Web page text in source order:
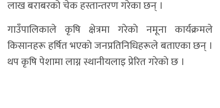
लाख बराबरको चेक हस्तान्तरण गरेका छन् ।
गाउँपालिकाले कृषि क्षेत्रमा गरेकाे नमूना कार्यक्रमले
किसानहरू हर्षित भएकाे जनप्रतिनिधिहरूले बताएका छन् ।
थप कृषि पेशामा लाग्न स्थानीयलाइ प्रेरित गरेकाे छ ।